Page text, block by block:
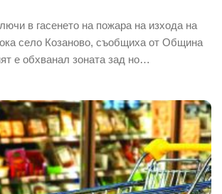
в гасенето на пожара на изхода на
село Козаново, съобщиха от Община
е обхванал зоната зад но…